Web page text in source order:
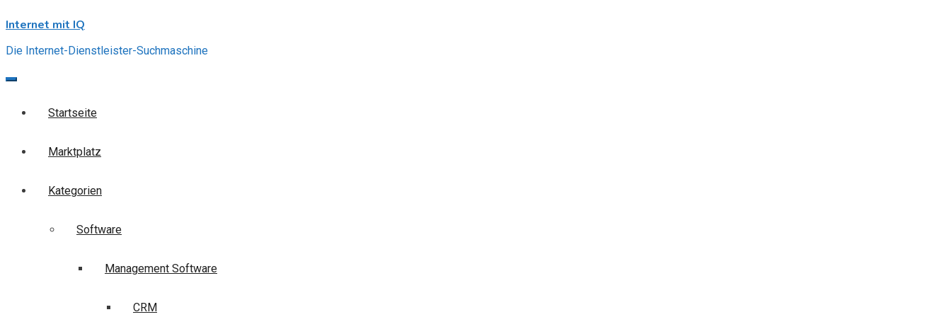
to
Internet mit IQ
Die Internet-Dienstleister-Suchmaschine
Startseite
Marktplatz
Kategorien
Software
Management Software
CRM